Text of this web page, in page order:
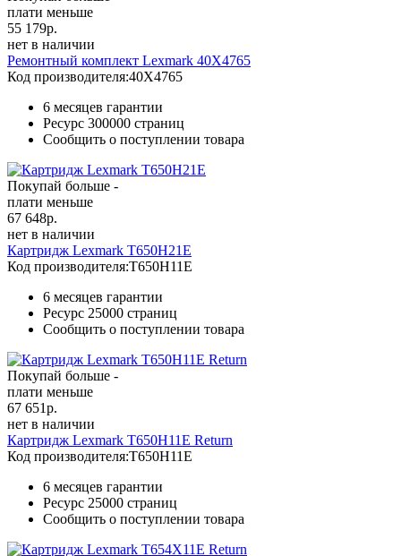
плати меньше
55 179р.
нет в наличии
Ремонтный комплект Lexmark 40X4765
Код производителя:40X4765
6 месяцев гарантии
Ресурс 300000 страниц
Сообщить о поступлении товара
Покупай больше -
плати меньше
67 648р.
нет в наличии
Картридж Lexmark T650H21E
Код производителя:T650H11E
6 месяцев гарантии
Ресурс 25000 страниц
Сообщить о поступлении товара
Покупай больше -
плати меньше
67 651р.
нет в наличии
Картридж Lexmark T650H11E Return
Код производителя:T650H11E
6 месяцев гарантии
Ресурс 25000 страниц
Сообщить о поступлении товара